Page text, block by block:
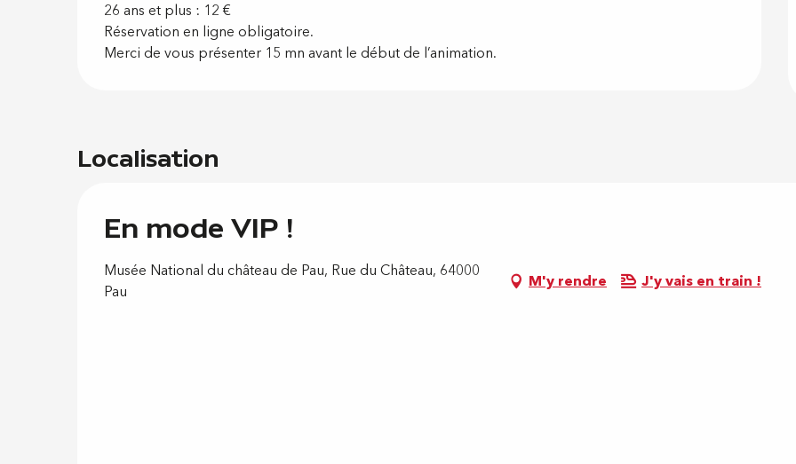
26 ans et plus : 12 €
Réservation en ligne obligatoire.
Merci de vous présenter 15 mn avant le début de l’animation.
Localisation
En mode VIP !
Musée National du château de Pau, Rue du Château, 64000
Pau
M'y rendre J'y vais en train !